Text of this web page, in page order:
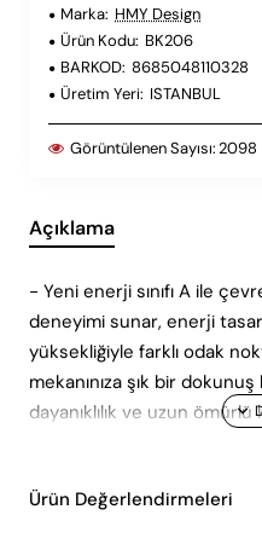
Marka: HMY Design
Ürün Kodu: BK206
BARKOD: 8685048110328
Üretim Yeri: ISTANBUL
Görüntülenen Sayısı:2098
Açıklama
- Yeni enerji sınıfı A ile
deneyimi sunar, enerji
yüksekliğiyle farklı odak
mekanınıza şık bir
dayanıklılık ve uzun ömürlü
Ürün Değerlendirmeleri